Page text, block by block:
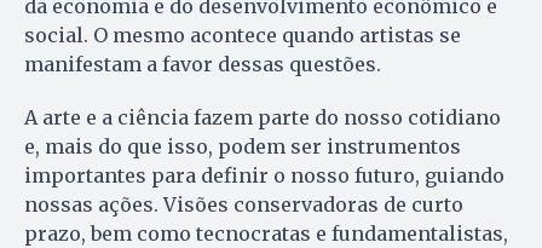
da economia e do desenvolvimento econômico e
social. O mesmo acontece quando artistas se
manifestam a favor dessas questões.
A arte e a ciência fazem parte do nosso cotidiano
e, mais do que isso, podem ser instrumentos
importantes para definir o nosso futuro, guiando
nossas ações. Visões conservadoras de curto
prazo, bem como tecnocratas e fundamentalistas,